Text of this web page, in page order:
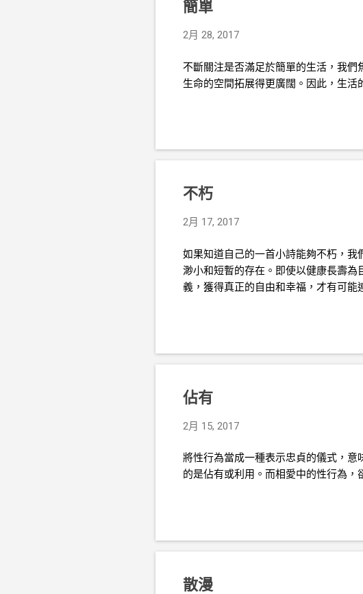
簡單
2月 28, 2017
不斷關注是否滿足於簡單的生活，我
生命的空間拓展得更廣闊。因此，生活
不朽
2月 17, 2017
如果知道自己的一首小詩能夠不朽，
渺小和短暫的存在。即使以健康長壽
義，獲得真正的自由和幸福，才有可能
佔有
2月 15, 2017
將性行為當成一種表示忠貞的儀式，
的是佔有或利用。而相愛中的性行為
散漫